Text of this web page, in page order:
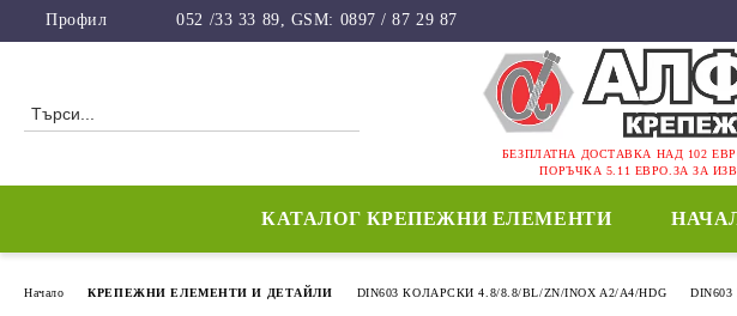
Профил 052 /33 33 89, GSM: 0897 / 87 29 87
БЕЗПЛАТНА ДОСТАВКА НАД 102
ПОРЪЧКА 5.11 ЕВРО.ЗА ЗА
КАТАЛОГ КРЕПЕЖНИ ЕЛЕМЕНТИ
Начало КРЕПЕЖНИ ЕЛЕМЕНТИ И ДЕТАЙЛИ DIN603 КОЛАРСКИ 4.8/8.8/BL/ZN/INOX A2/A4/HDG